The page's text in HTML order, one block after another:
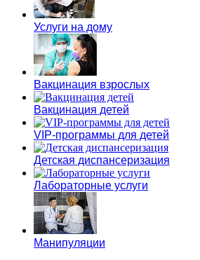
Услуги на дому
Вакцинация взрослых
Вакцинация детей
VIP-программы для детей
Детская диспансеризация
Лабораторные услуги
Манипуляции